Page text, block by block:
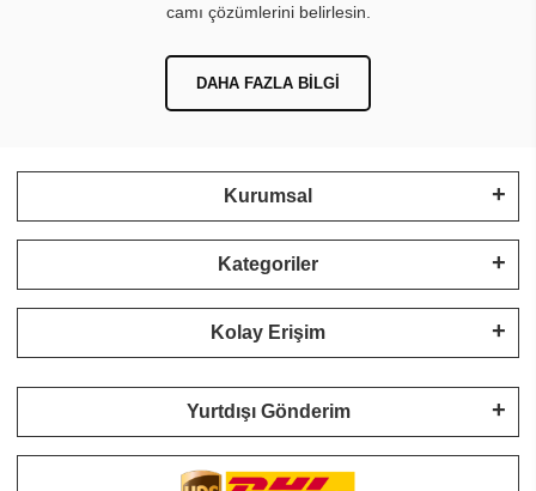
camı çözümlerini belirlesin.
DAHA FAZLA BILGI
Kurumsal
Kategoriler
Kolay Erişim
Yurtdışı Gönderim